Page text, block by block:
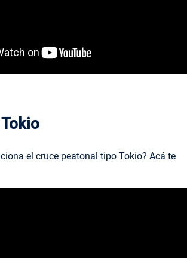
el cruce peatonal tipo Tokio? Acá te